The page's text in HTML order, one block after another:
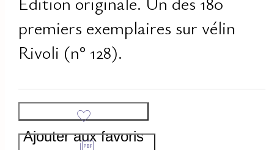
premiers exemplaires sur vélin
Rivoli (n° 128).
Ajouter aux favoris